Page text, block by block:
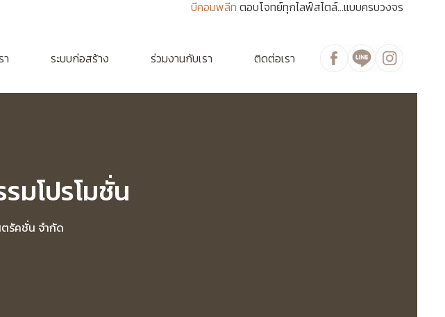
บีคอมพลีท ตอบโจทย์ทุกไลฟ์สไตล์...แบบครบวงจร
า ระบบก่อสร้าง ร่วมงานกับเรา ติดต่อเรา
มโปรโมชั่น
รัคชั่น จำกัด